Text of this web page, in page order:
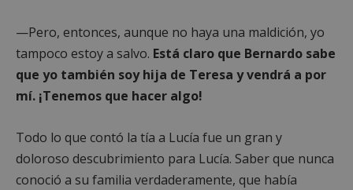
—Pero, entonces, aunque no haya una maldición, yo
tampoco estoy a salvo. Está claro que Bernardo sabe
que yo también soy hija de Teresa y vendrá a por
mí. ¡Tenemos que hacer algo!
Todo lo que contó la tía a Lucía fue un gran y
doloroso descubrimiento para Lucía. Saber que nunca
conoció a su familia verdaderamente, que había